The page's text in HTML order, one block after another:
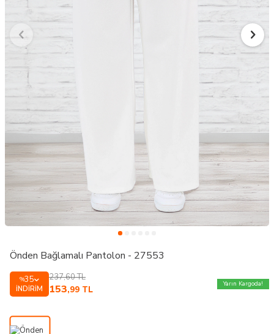
Önden Bağlamalı Pantolon - 27553
%35
İNDIRIM
237,60TL
153,99 TL
Yarın Kargoda!